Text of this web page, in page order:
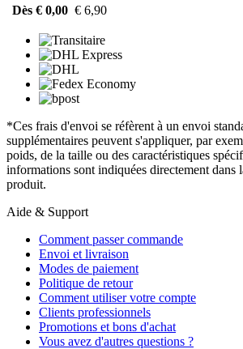
Dès € 0,00 € 6,90
*Ces frais d'envoi se réfèrent à un envoi
supplémentaires peuvent s'appliquer, par
poids, de la taille ou des caractéristiques
informations sont indiquées directement dans
produit.
Aide & Support
Comment passer commande
Envoi et livraison
Modes de paiement
Politique de retour
Comment utiliser votre compte
Clients professionnels
Promotions et bons d'achat
Vous avez d'autres questions ?